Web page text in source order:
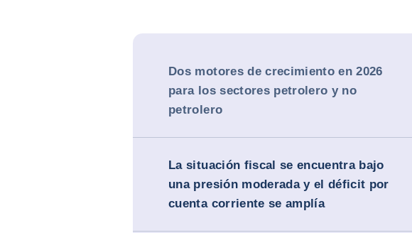
Dos motores de crecimiento en 2026
para los sectores petrolero y no
petrolero
La situación fiscal se encuentra bajo
una presión moderada y el déficit por
cuenta corriente se amplía